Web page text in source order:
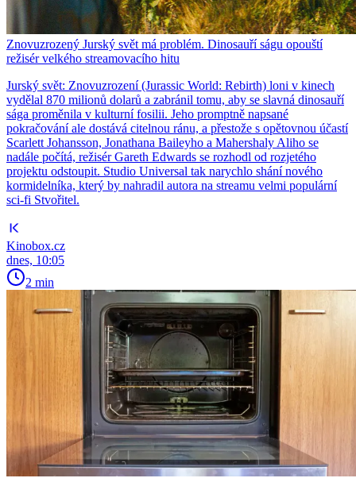
Znovuzrozený Jurský svět má problém. Dinosauří ságu opouští
režisér velkého streamovacího hitu
Jurský svět: Znovuzrození (Jurassic World: Rebirth) loni v kinech
vydělal 870 milionů dolarů a zabránil tomu, aby se slavná dinosauří
sága proměnila v kulturní fosilii. Jeho promptně napsané
pokračování ale dostává citelnou ránu, a přestože s opětovnou účastí
Scarlett Johansson, Jonathana Baileyho a Mahershaly Aliho se
nadále počítá, režisér Gareth Edwards se rozhodl od rozjetého
projektu odstoupit. Studio Universal tak narychlo shání nového
kormidelníka, který by nahradil autora na streamu velmi populární
sci-fi Stvořitel.
Kinobox.cz
dnes, 10:05
2 min